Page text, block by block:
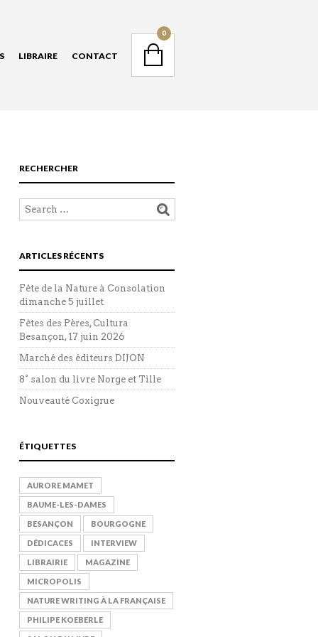
LIBRAIRE CONTACT
0
RECHERCHER
ARTICLES RÉCENTS
Fête de la Nature à Consolation
dimanche 5 juillet
Fêtes des Pères, Cultura
Besançon, 17 juin 2026
Marché des éditeurs DIJON
8° salon du livre Norge et Tille
Nouveauté Coxigrue
ÉTIQUETTES
AURORE MAMET
BAUME-LES-DAMES
BESANÇON BOURGOGNE
DÉDICACES INTERVIEW
LIBRAIRIE MAGAZINE
MICROPOLIS
NATURE WRITING À LA FRANÇAISE
PHILIPE KOEBERLE